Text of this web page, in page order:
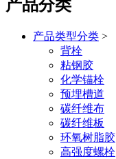
产品分类
产品类型分类 >
背栓
粘钢胶
化学锚栓
预埋槽道
碳纤维布
碳纤维板
环氧树脂胶
高强度螺栓